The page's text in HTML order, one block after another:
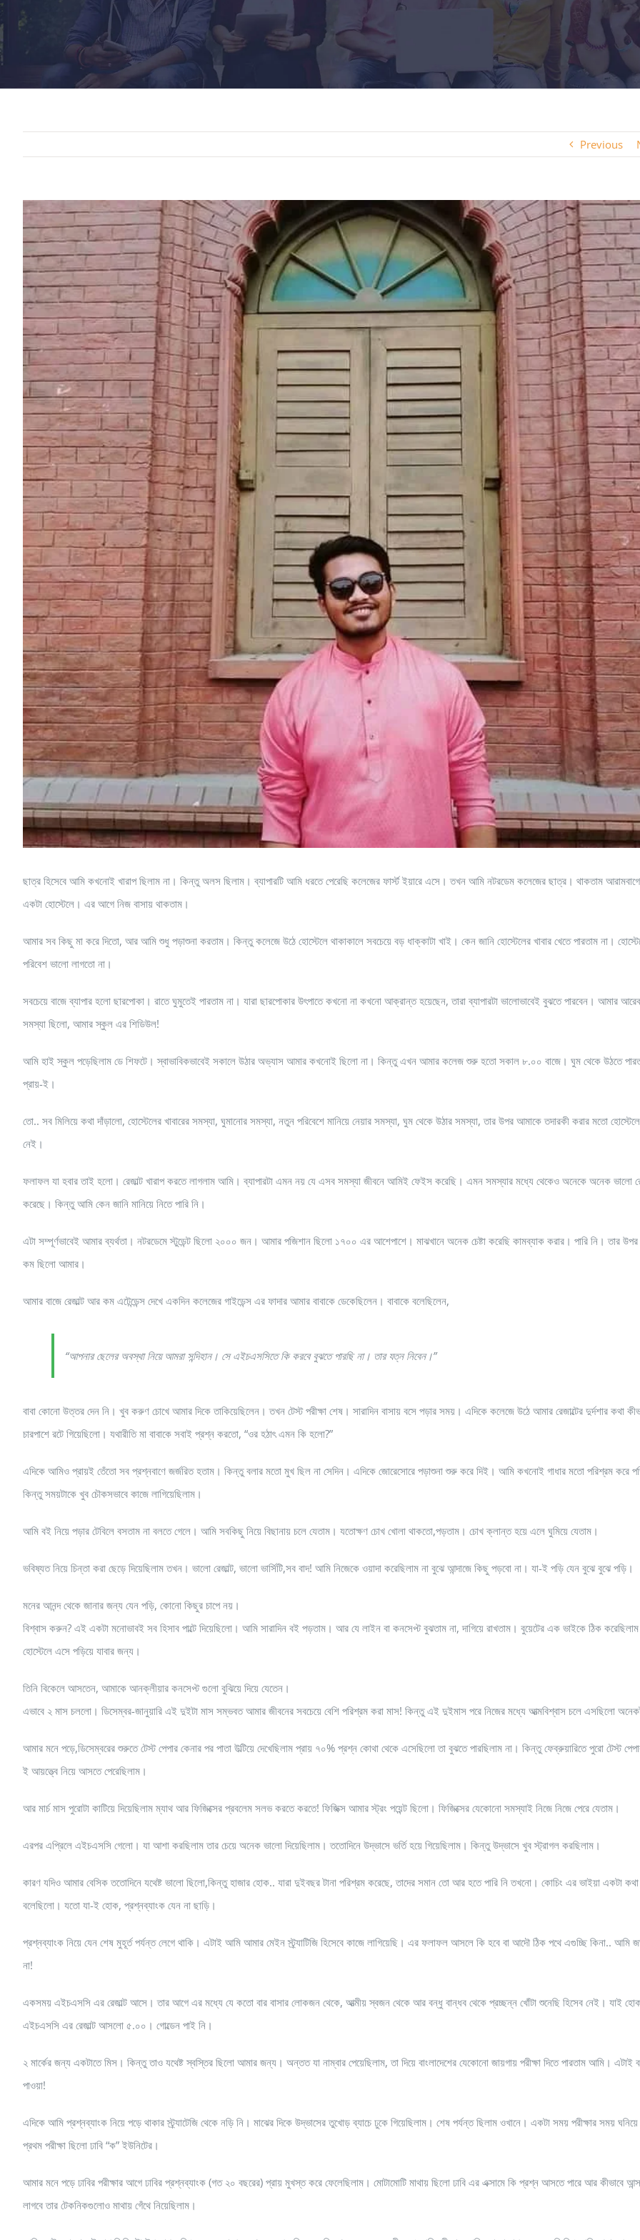
Previous
View
Larger
Image
ছাত্র হিসেবে আমি কখনোই খারাপ ছিলাম না। কিন্তু অলস ছিলাম। ব্যাপারটি আমি ধরতে পেরেছি কলেজের ফার্স্ট ইয়ারে এসে। তখন আমি নটরডেম কলেজের ছাত্র। থাকতাম
একটা হোস্টেলে। এর আগে নিজ বাসায় থাকতাম।
আমার সব কিছু মা করে দিতো, আর আমি শুধু পড়াশুনা করতাম। কিন্তু কলেজে উঠে হোস্টেলে থাকাকালে সবচেয়ে বড় ধাক্কাটা খাই। কেন জানি হোস্টেলের খাবার খেতে পারতাম না।
পরিবেশ ভালো লাগতো না।
সবচেয়ে বাজে ব্যাপার হলো ছারপোকা। রাতে ঘুমুতেই পারতাম না। যারা ছারপোকার উৎপাতে কখনো না কখনো আক্রান্ত হয়েছেন, তারা ব্যাপারটা ভালোভাবেই বুঝতে পারবেন। আমার
সমস্যা ছিলো, আমার স্কুল এর শিডিউল!
আমি হাই স্কুল পড়েছিলাম ডে শিফটে। স্বাভাবিকভাবেই সকালে উঠার অভ্যাস আমার কখনোই ছিলো না। কিন্তু এখন আমার কলেজ শুরু হতো সকাল ৮.০০ বাজে। ঘুম থেকে উঠতে
প্রায়-ই।
তো.. সব মিলিয়ে কথা দাঁড়ালো, হোস্টেলের খাবারের সমস্যা, ঘুমানোর সমস্যা, নতুন পরিবেশে মানিয়ে নেয়ার সমস্যা, ঘুম থেকে উঠার সমস্যা, তার উপর আমাকে তদারকী করার মতো
নেই।
ফলাফল যা হবার তাই হলো। রেজাল্ট খারাপ করতে লাগলাম আমি। ব্যাপারটা এমন নয় যে এসব সমস্যা জীবনে আমিই ফেইস করেছি। এমন সমস্যার মধ্যে থেকেও অনেকে অনেক ভালো
করেছে। কিন্তু আমি কেন জানি মানিয়ে নিতে পারি নি।
এটা সম্পূর্ণভাবেই আমার ব্যর্থতা। নটরডেমে স্টুডেন্ট ছিলো ২০০০ জন। আমার পজিশান ছিলো ১৭০০ এর আশেপাশে। মাঝখানে অনেক চেষ্টা করেছি কামব্যাক করার। পারি নি। তার উপর
কম ছিলো আমার।
আমার বাজে রেজাল্ট আর কম এটেন্ডেন্স দেখে একদিন কলেজের গাইডেন্স এর ফাদার আমার বাবাকে ডেকেছিলেন। বাবাকে বলেছিলেন,
“আপনার ছেলের অবস্থা নিয়ে আমরা সন্দিহান। সে এইচএসসিতে কি করবে বুঝতে পারছি না। তার যত্ন নিবেন।”
বাবা কোনো উত্তর দেন নি। খুব করুণ চোখে আমার দিকে তাকিয়েছিলেন। তখন টেস্ট পরীক্ষা শেষ। সারাদিন বাসায় বসে পড়ার সময়। এদিকে কলেজে উঠে আমার রেজাল্টের দুর্দশার কথা
চারপাশে রটে গিয়েছিলো। যথারীতি মা বাবাকে সবাই প্রশ্ন করতো, “ওর হঠাৎ এমন কি হলো?”
এদিকে আমিও প্রায়ই তেঁতো সব প্রশ্নবাণে জর্জরিত হতাম। কিন্তু বলার মতো মুখ ছিল না সেদিন। এদিকে জোরেসোরে পড়াশুনা শুরু করে দিই। আমি কখনোই গাধার মতো পরিশ্রম করে
কিন্তু সময়টাকে খুব চৌকসভাবে কাজে লাগিয়েছিলাম।
আমি বই নিয়ে পড়ার টেবিলে বসতাম না বলতে গেলে। আমি সবকিছু নিয়ে বিছানায় চলে যেতাম। যতোক্ষণ চোখ খোলা থাকতো,পড়তাম। চোখ ক্লান্ত হয়ে এলে ঘুমিয়ে যেতাম।
ভবিষ্যত নিয়ে চিন্তা করা ছেড়ে দিয়েছিলাম তখন। ভালো রেজাল্ট, ভালো ভার্সিটি,সব বাদ! আমি নিজেকে ওয়াদা করেছিলাম না বুঝে আন্দাজে কিছু পড়বো না। যা-ই পড়ি যেন বুঝে বুঝে পড়ি।
মনের আনন্দ থেকে জানার জন্য যেন পড়ি, কোনো কিছুর চাপে নয়।
বিশ্বাস করুন? এই একটা মনোভাবই সব হিসাব পাল্টে দিয়েছিলো। আমি সারাদিন বই পড়তাম। আর যে লাইন বা কনসেপ্ট বুঝতাম না, দাগিয়ে রাখতাম। বুয়েটের এক ভাইকে ঠিক
হোস্টেলে এসে পড়িয়ে যাবার জন্য।
তিনি বিকেলে আসতেন, আমাকে আনক্লীয়ার কনসেপ্ট গুলো বুঝিয়ে দিয়ে যেতেন।
এভাবে ২ মাস চললো। ডিসেম্বর-জানুয়ারি এই দুইটা মাস সম্ভবত আমার জীবনের সবচেয়ে বেশি পরিশ্রম করা মাস! কিন্তু এই দুইমাস পরে নিজের মধ্যে আত্মবিশ্বাস চলে এসছিলো
আমার মনে পড়ে,ডিসেম্বরের শুরুতে টেস্ট পেপার কেনার পর পাতা উল্টিয়ে দেখেছিলাম প্রায় ৭০% প্রশ্ন কোথা থেকে এসেছিলো তা বুঝতে পারছিলাম না। কিন্তু ফেব্রুয়ারিতে পুরো টেস্ট
ই আয়ত্ত্বে নিয়ে আসতে পেরেছিলাম।
আর মার্চ মাস পুরোটা কাটিয়ে দিয়েছিলাম ম্যাথ আর ফিজিক্সের প্রবলেম সলভ করতে করতে! ফিজিক্স আমার স্ট্রং পয়েন্ট ছিলো। ফিজিক্সের যেকোনো সমস্যাই নিজে নিজে পেরে যেতাম।
এরপর এপ্রিলে এইচএসসি গেলো। যা আশা করছিলাম তার চেয়ে অনেক ভালো দিয়েছিলাম। ততোদিনে উদ্ভাসে ভর্তি হয়ে গিয়েছিলাম। কিন্তু উদ্ভাসে খুব স্ট্রাগল করছিলাম।
কারণ যদিও আমার বেসিক ততোদিনে যথেষ্ট ভালো ছিলো,কিন্তু হাজার হোক.. যারা দুইবছর টানা পরিশ্রম করেছে, তাদের সমান তো আর হতে পারি নি তখনো। কোচিং এর ভাইয়া একটা কথা
বলেছিলো। যতো যা-ই হোক, প্রশ্নব্যাংক যেন না ছাড়ি।
প্রশ্নব্যাংক নিয়ে যেন শেষ মুহূর্ত পর্যন্ত লেগে থাকি। এটাই আমি আমার মেইন স্ট্র্যাটিজি হিসেবে কাজে লাগিয়েছি। এর ফলাফল আসলে কি হবে বা আদৌ ঠিক পথে এগুচ্ছি কিনা.. আমি
না!
একসময় এইচএসসি এর রেজাল্ট আসে। তার আগে এর মধ্যে যে কতো বার বাসার লোকজন থেকে, আত্মীয় স্বজন থেকে আর বন্ধু বান্ধব থেকে প্রচ্ছন্ন খোঁটা শুনেছি হিসেব নেই। যাই
এইচএসসি এর রেজাল্ট আসলো ৫.০০। গোল্ডেন পাই নি।
২ মার্কের জন্য একটাতে মিস। কিন্তু তাও যথেষ্ট স্বস্তির ছিলো আমার জন্য। অন্তত যা নাম্বার পেয়েছিলাম, তা দিয়ে বাংলাদেশের যেকোনো জায়গায় পরীক্ষা দিতে পারতাম আমি। এটাই
পাওয়া!
এদিকে আমি প্রশ্নব্যাংক নিয়ে পড়ে থাকার স্ট্র্যাটেজি থেকে নড়ি নি। মাঝের দিকে উদ্ভাসের তুখোড় ব্যাচে ঢুকে গিয়েছিলাম। শেষ পর্যন্ত ছিলাম ওখানে। একটা সময় পরীক্ষার সময়
প্রথম পরীক্ষা ছিলো ঢাবি “ক” ইউনিটের।
আমার মনে পড়ে ঢাবির পরীক্ষার আগে ঢাবির প্রশ্নব্যাংক (গত ২০ বছরের) প্রায় মুখস্ত করে ফেলেছিলাম। মোটামোটি মাথায় ছিলো ঢাবি এর এক্সামে কি প্রশ্ন আসতে পারে আর কীভাবে
লাগবে তার টেকনিকগুলোও মাথায় গেঁথে নিয়েছিলাম।